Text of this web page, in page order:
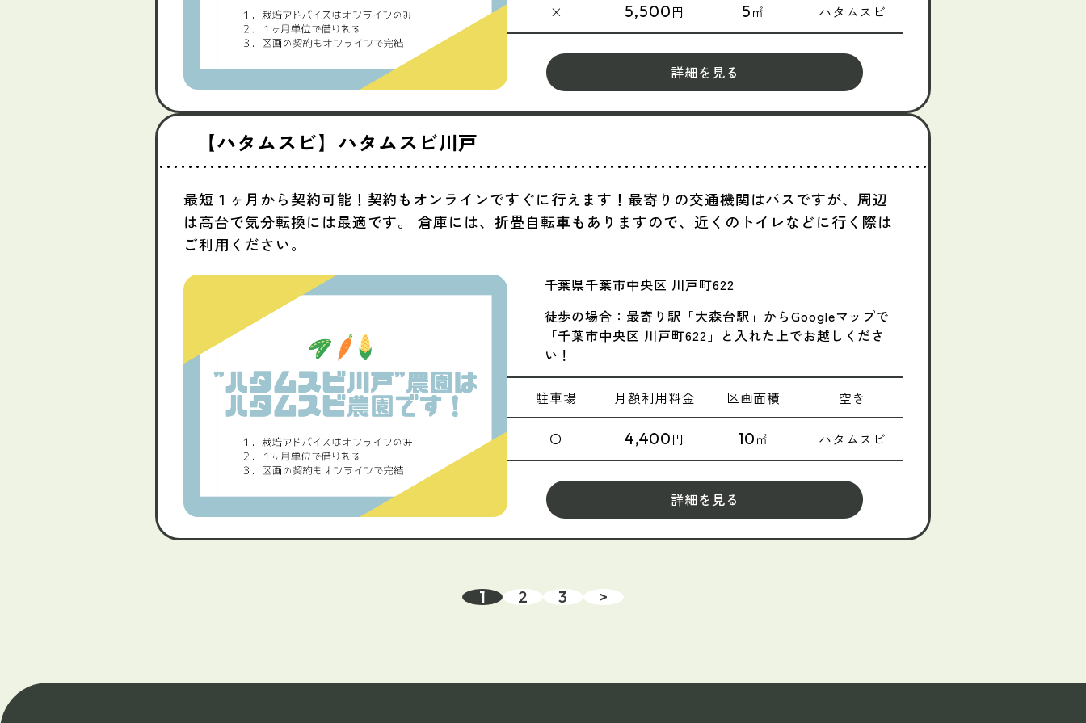
× 5,500円 5㎡ ハタムスビ
詳細を見る
【ハタムスビ】ハタムスビ川戸
最短１ヶ月から契約可能！契約もオンラインですぐに行えます！最寄りの交通機関はバスですが、周辺
は高台で気分転換には最適です。 倉庫には、折畳自転車もありますので、近くのトイレなどに行く際は
ご利用ください。
千葉県千葉市中央区 川戸町622
徒歩の場合：最寄り駅「大森台駅」からGoogleマップで
「千葉市中央区 川戸町622」と入れた上でお越しくださ
い！
駐車場 月額利用料金 区画面積 空き
〇 4,400円 10㎡ ハタムスビ
詳細を見る
1 2 3 >